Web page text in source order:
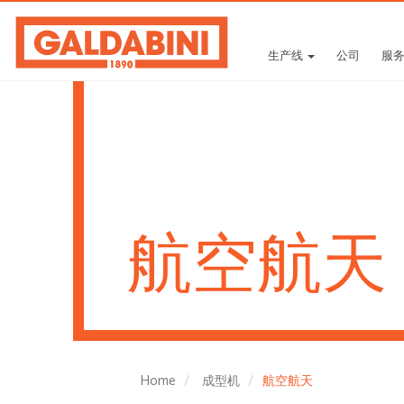
生产线 公司 服务
航空航天
Home 成型机 航空航天